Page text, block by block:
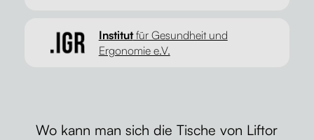
Institutfür Gesundheit und
Ergonomie e.V.
Wo kann man sich die Tische von Liftor